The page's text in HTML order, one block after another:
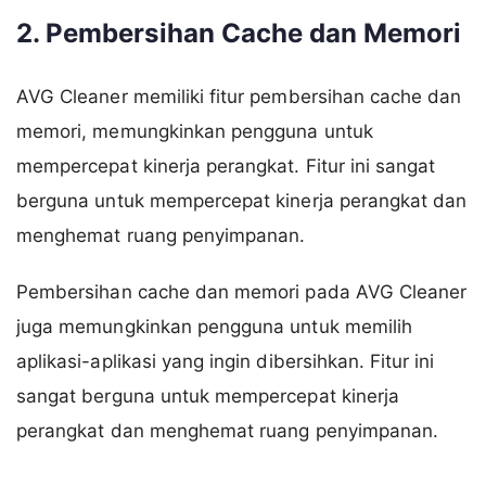
2. Pembersihan Cache dan Memori
AVG Cleaner memiliki fitur pembersihan cache dan
memori, memungkinkan pengguna untuk
mempercepat kinerja perangkat. Fitur ini sangat
berguna untuk mempercepat kinerja perangkat dan
menghemat ruang penyimpanan.
Pembersihan cache dan memori pada AVG Cleaner
juga memungkinkan pengguna untuk memilih
aplikasi-aplikasi yang ingin dibersihkan. Fitur ini
sangat berguna untuk mempercepat kinerja
perangkat dan menghemat ruang penyimpanan.